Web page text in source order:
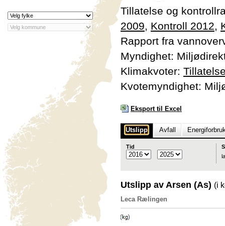
Tillatelse og
2009, Kontroll 2012,
Rapport fra
Myndighet:
Klimakvoter:
Kvotemyndighet:
Eksport til Excel
Utslipp Avfall
Tid
Utslipp av Arsen (As) (i
Leca Rælingen